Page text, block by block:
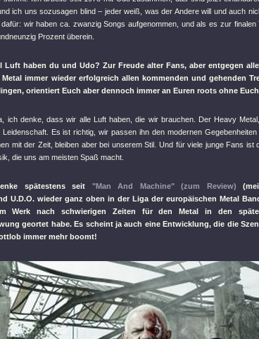
ich uns sozusagen blind – jeder weiß, was der Andere will und auch
wir haben ca. zwanzig Songs aufgenommen, und als es zur finalen
Prozent überein.
Luft haben du und Udo? Zur Freude alter Fans, aber entgegen
Metal immer wieder erfolgreich allen kommenden und gehenden
orientiert Euch aber dennoch immer an Euren roots ohne
ich denke, dass wir alle Luft haben, die wir brauchen. Der Heavy
Es ist richtig, wir passen ihn den modernen
mit der Zeit, bleiben aber bei unserem Stil. Und für viele junge Fans ist
die uns am meisten Spaß macht.
spätestens seit "Man And Machine" (zum Review)
U.D.O. wieder ganz oben in der Liga der europäischen Metal
Werk nach schwierigen Zeiten für den Metal in den
geortet habe. Es scheint ja auch eine Entwicklung, die die
immer mehr boomt!